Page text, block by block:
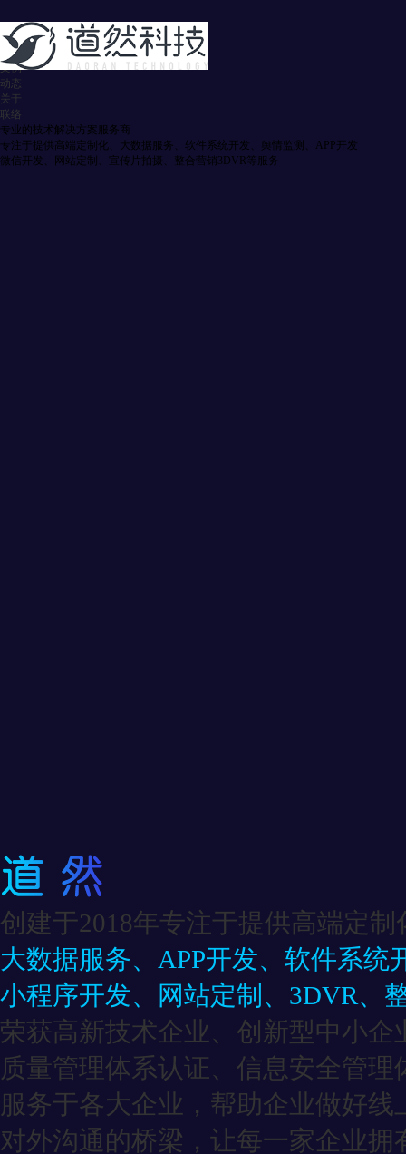
首页
服务
案例
动态
关于
联络
专业的技术解决方案服务商
专注于提供高端定制化、大数据服务、软件系统开发、舆情监测、APP开发
微信开发、网站定制、宣传片拍摄、整合营销3DVR等服务
创建于2018年专注于提供高端定制
大数据服务、APP开发、软件系统
小程序开发、网站定制、3DVR、
荣获高新技术企业、创新型中小
质量管理体系认证、信息安全管
服务于各大企业，帮助企业做好线
对外沟通的桥梁，让每一家企业拥